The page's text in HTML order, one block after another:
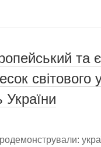
та
світового
України